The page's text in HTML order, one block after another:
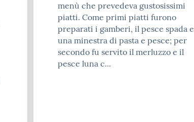
menù che prevedeva gustosissimi
piatti. Come primi piatti furono
preparati i gamberi, il pesce spada e
una minestra di pasta e pesce; per
secondo fu servito il merluzzo e il
pesce luna c...